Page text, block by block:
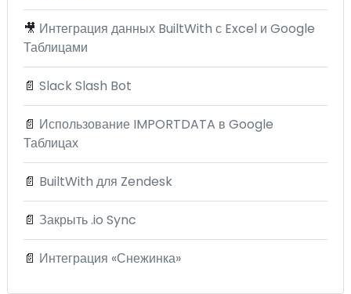
🎥 Интеграция данных BuiltWith с Excel и Google
Таблицами
📄 Slack Slash Bot
📄 Использование IMPORTDATA в Google
Таблицах
📄 BuiltWith для Zendesk
📄 Закрыть .io Sync
📄 Интеграция «Снежинка»